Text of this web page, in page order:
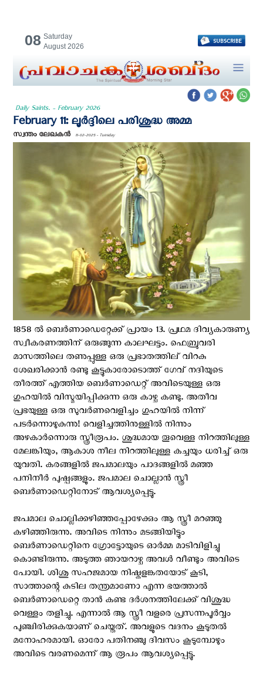
08 Saturday
August 2026
Daily Saints. - February 2026
February 11: ലൂര്‍ദ്ദിലെ പരിശുദ്ധ അമ്മ
സ്വന്തം ലേഖകന്‍ 11-02-2025 - Tuesday
1858 ല്‍ ബെര്‍ണാഡെറ്റേക്ക് പ്രായം 13. പ്രഥമ ദിവ്യകാരുണ്യ
സ്വീകരണത്തിന് ഒരുങ്ങുന്ന കാലഘട്ടം. ഫെബ്രുവരി
മാസത്തിലെ തണുപ്പുള്ള ഒരു പ്രഭാതത്തില് വിറകു
ശേഖരിക്കാന്‍ രണ്ടു കൂട്ടുകാരോടൊത്ത് ഗേവ് നദിയുടെ
തീരത്ത് എത്തിയ ബെര്‍ണാഡെറ്റ് അവിടെയുള്ള ഒരു
ഗുഹയില്‍ വിസ്മയിപ്പിക്കുന്ന ഒരു കാഴ്ച കണ്ടു. അതീവ
പ്രഭയുള്ള ഒരു സുവര്‍ണവെളിച്ചം ഗുഹയില്‍ നിന്ന്
പടര്‍ന്നൊഴുകുന്നു! വെളിച്ചത്തിനുള്ളില്‍ നിന്നും
അഴകാര്‍ന്നൊരു സ്ത്രീരൂപം. ശുദ്ധമായ തൂവെള്ള നിറത്തിലുള്ള
മേലങ്കിയും, ആകാശ നീല നിറത്തിലുള്ള കച്ചയും ധരിച്ച് ഒരു
യുവതി. കരങ്ങളില്‍ ജപമാലയും പാദങ്ങളില്‍ മഞ്ഞ
പനിനീര്‍ പുഷ്പങ്ങളും. ജപമാല ചൊല്ലാന്‍ സ്ത്രീ
ബെര്‍ണാഡെറ്റിനോട് ആവശ്യപ്പെട്ടു.
ജപമാല ചൊല്ലിക്കഴിഞ്ഞപ്പോഴേക്കും ആ സ്ത്രീ മറഞ്ഞു
കഴിഞ്ഞിരുന്നു. അവിടെ നിന്നും മടങ്ങിയിട്ടും
ബെര്‍ണാഡെറ്റിനെ ഗ്രോട്ടോയുടെ ഓര്‍മ്മ മാടിവിളിച്ചു
കൊണ്ടിരുന്നു. അടുത്ത ഞായറാഴ്ച അവള്‍ വീണ്ടും അവിടെ
പോയി. ശിശു സഹജമായ നിഷ്കളങ്കതയോട് കൂടി,
സാത്താന്റെ കുടില തന്ത്രമാണോ എന്ന ഭയത്താല്‍
ബെര്‍ണാഡെറ്റെ താന്‍ കണ്ട ദര്‍ശനത്തിലേക്ക്‌ വിശുദ്ധ
വെള്ളം തളിച്ചു. എന്നാല്‍ ആ സ്ത്രീ വളരെ പ്രസന്നപൂര്‍വ്വം
പുഞ്ചിരിക്കുകയാണ് ചെയ്തത്. അവളുടെ വദനം കൂടുതല്‍
മനോഹരമായി. ഓരോ പതിനഞ്ചു ദിവസം കൂടുമ്പോഴും
അവിടെ വരണമെന്ന് ആ രൂപം ആവശ്യപ്പെട്ടു.